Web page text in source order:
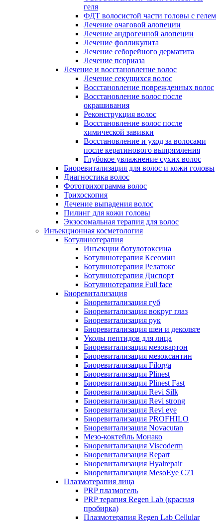
геля
ФДТ волосистой части головы с гелем
Лечение очаговой алопеции
Лечение андрогенной алопеции
Лечение фолликулита
Лечение себорейного дерматита
Лечение псориаза
Лечение и восстановление волос
Лечение секущихся волос
Восстановление поврежденных волос
Восстановление волос после
окрашивания
Реконструкция волос
Восстановление волос после
химической завивки
Восстановление и уход за волосами
после кератинового выпрямления
Глубокое увлажнение сухих волос
Биоревитализация для волос и кожи головы
Диагностика волос
Фототрихограмма волос
Трихоскопия
Лечение выпадения волос
Пилинг для кожи головы
Экзосомальная терапия для волос
Инъекционная косметология
Ботулинотерапия
Инъекции ботулотоксина
Ботулинотерапия Ксеомин
Ботулинотерапия Релатокс
Ботулинотерапия Диспорт
Ботулинотерапия Full face
Биоревитализация
Биоревитализация губ
Биоревитализация вокруг глаз
Биоревитализация рук
Биоревитализация шеи и декольте
Уколы пептидов для лица
Биоревитализация мезовартон
Биоревитализация мезоксантин
Биоревитализация Filorga
Биоревитализация Plinest
Биоревитализация Plinest Fast
Биоревитализация Revi Silk
Биоревитализация Revi strong
Биоревитализация Revi eye
Биоревитализация PROFHILO
Биоревитализация Novacutan
Мезо-коктейль Монако
Биоревитализация Viscoderm
Биоревитализация Repart
Биоревитализация Hyalrepair
Биоревитализация MesoEye C71
Плазмотерапия лица
PRP плазмогель
PRP терапия Regen Lab (красная
пробирка)
Плазмотерапия Regen Lab Cellular